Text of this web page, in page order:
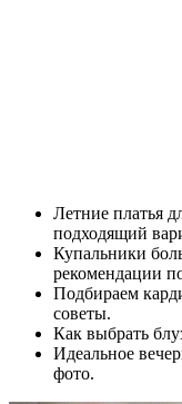
Летние платья
подходящий
Купальники
рекомендации
Подбираем
советы.
Как выбрать
Идеальное
фото.